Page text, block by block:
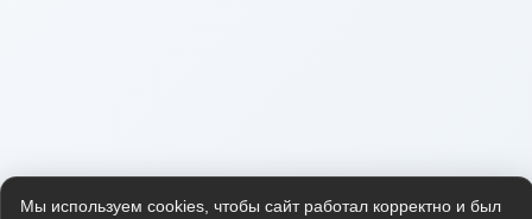
Мы используем cookies, чтобы сайт работал корректно и был